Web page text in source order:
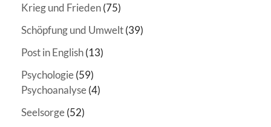
Krieg und Frieden(75)
Schöpfung und Umwelt(39)
Post in English(13)
Psychologie(59)
Psychoanalyse(4)
Seelsorge(52)